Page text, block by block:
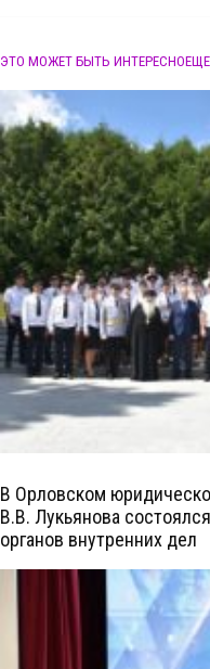
ЭТО МОЖЕТ БЫТЬ ИНТЕРЕСНО
В Орловском
В.В. Лукьянова
органов внутренних дел